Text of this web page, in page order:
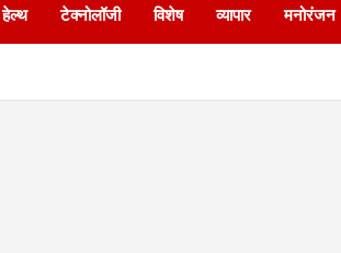
हेल्थ टेक्नोलॉजी विशेष व्यापार मनोरंजन